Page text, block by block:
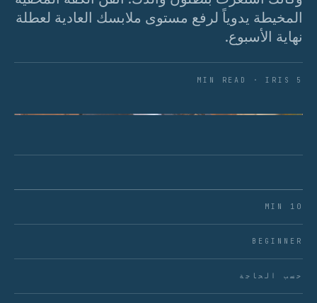
المخيطة يدوياً لرفع مستوى ملابسك العادية لعطلة
نهاية الأسبوع.
5 MIN READ · IRIS
10 MIN
BEGINNER
حسب الحاجة